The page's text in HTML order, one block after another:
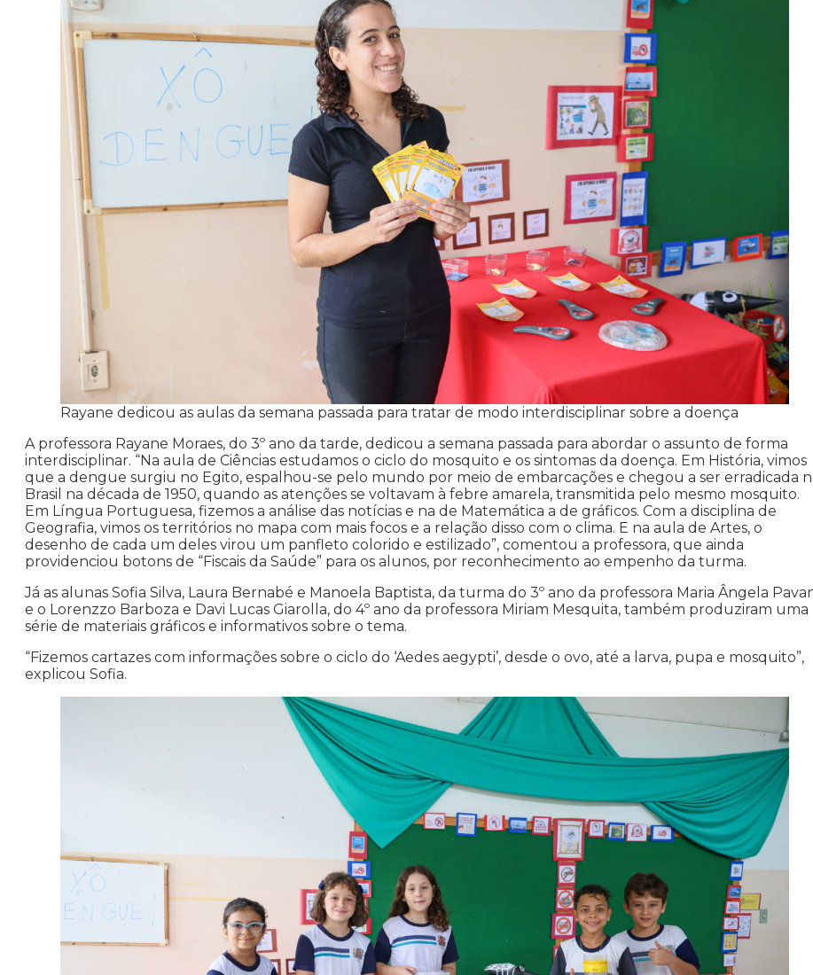
Rayane dedicou as aulas da semana passada para tratar de modo interdisciplinar sobre a doença
A professora Rayane Moraes, do 3º ano da tarde, dedicou a semana passada para abordar o assunto de forma
interdisciplinar. “Na aula de Ciências estudamos o ciclo do mosquito e os sintomas da doença. Em História, vimos
que a dengue surgiu no Egito, espalhou-se pelo mundo por meio de embarcações e chegou a ser erradicada
Brasil na década de 1950, quando as atenções se voltavam à febre amarela, transmitida pelo mesmo mosquito.
Em Língua Portuguesa, fizemos a análise das notícias e na de Matemática a de gráficos. Com a disciplina de
Geografia, vimos os territórios no mapa com mais focos e a relação disso com o clima. E na aula de Artes, o
desenho de cada um deles virou um panfleto colorido e estilizado”, comentou a professora, que ainda
providenciou botons de “Fiscais da Saúde” para os alunos, por reconhecimento ao empenho da turma.
Já as alunas Sofia Silva, Laura Bernabé e Manoela Baptista, da turma do 3º ano da professora Maria Ângela
e o Lorenzzo Barboza e Davi Lucas Giarolla, do 4º ano da professora Miriam Mesquita, também produziram uma
série de materiais gráficos e informativos sobre o tema.
“Fizemos cartazes com informações sobre o ciclo do ‘Aedes aegypti’, desde o ovo, até a larva, pupa e mosquito”,
explicou Sofia.